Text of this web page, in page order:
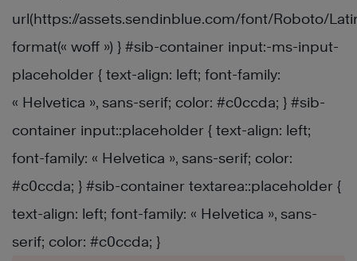
url(https://assets.sendinblue.com/font/Roboto/
format(« woff ») } #sib-container input:-ms-input-
placeholder { text-align: left; font-family:
« Helvetica », sans-serif; color: #c0ccda; } #sib-
container input::placeholder { text-align: left;
font-family: « Helvetica », sans-serif; color:
#c0ccda; } #sib-container textarea::placeholder {
text-align: left; font-family: « Helvetica », sans-
serif; color: #c0ccda; }